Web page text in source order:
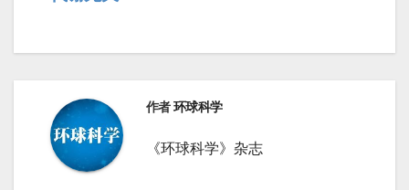
作者环球科学
《环球科学》杂志